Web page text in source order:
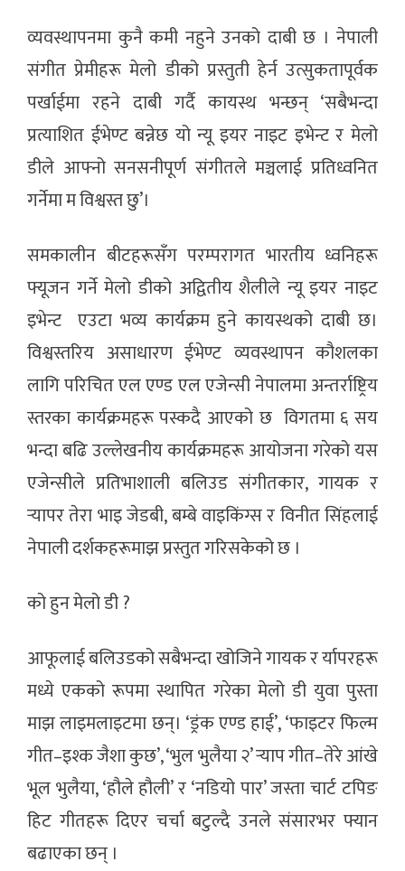
व्यवस्थापनमा कुनै कमी नहुने उनको दाबी छ । नेपाली
संगीत प्रेमीहरू मेलो डीको प्रस्तुती हेर्न उत्सुकतापूर्वक
पर्खाईमा रहने दाबी गर्दै कायस्थ भन्छन् ‘सबैभन्दा
प्रत्याशित ईभेण्ट बन्नेछ यो न्यू इयर नाइट इभेन्ट र मेलो
डीले आफ्नो सनसनीपूर्ण संगीतले मञ्चलाई प्रतिध्वनित
गर्नेमा म विश्वस्त छु’।
समकालीन बीटहरूसँग परम्परागत भारतीय ध्वनिहरू
फ्यूजन गर्ने मेलो डीको अद्वितीय शैलीले न्यू इयर नाइट
इभेन्ट एउटा भव्य कार्यक्रम हुने कायस्थको दाबी छ।
विश्वस्तरिय असाधारण ईभेण्ट व्यवस्थापन कौशलका
लागि परिचित एल एण्ड एल एजेन्सी नेपालमा अन्तर्राष्ट्रिय
स्तरका कार्यक्रमहरू पस्कदै आएको छ विगतमा ६ सय
भन्दा बढि उल्लेखनीय कार्यक्रमहरू आयोजना गरेको यस
एजेन्सीले प्रतिभाशाली बलिउड संगीतकार, गायक र
र्यापर तेरा भाइ जेडबी, बम्बे वाइकिंग्स र विनीत सिंहलाई
नेपाली दर्शकहरूमाझ प्रस्तुत गरिसकेको छ ।
को हुन मेलो डी ?
आफूलाई बलिउडको सबैभन्दा खोजिने गायक र र्यापरहरू
मध्ये एकको रूपमा स्थापित गरेका मेलो डी युवा पुस्ता
माझ लाइमलाइटमा छन्। ‘ड्रंक एण्ड हाई’, ‘फाइटर फिल्म
गीत–इश्क जैशा कुछ’, ‘भुल भुलैया २’ र्याप गीत–तेरे आंखे
भूल भुलैया, ‘हौले हौली’ र ‘नडियो पार’ जस्ता चार्ट टपिङ
हिट गीतहरू दिएर चर्चा बटुल्दै उनले संसारभर फ्यान
बढाएका छन् ।